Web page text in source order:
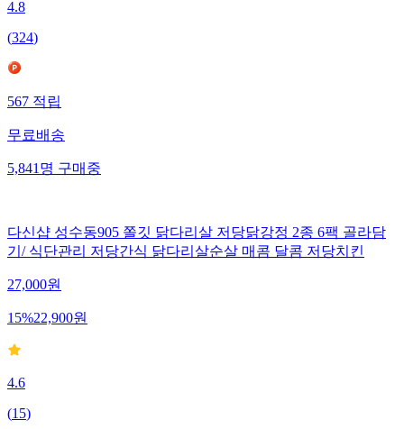
4.8
(324)
567 적립
무료배송
5,841 명 구매중
다신샵 성수동905 쫄깃 닭다리살 저당닭강정 2종 6팩 골라담
기/ 식단관리 저당간식 닭다리살순살 매콤 달콤 저당치킨
27,000원
15%22,900원
4.6
(15)